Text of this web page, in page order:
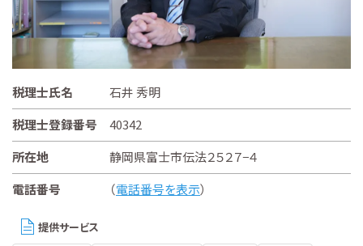
税理士氏名
石井 秀明
税理士登録番号
40342
所在地
静岡県富士市伝法２５２７−４
電話番号
（電話番号を表示）
提供サービス